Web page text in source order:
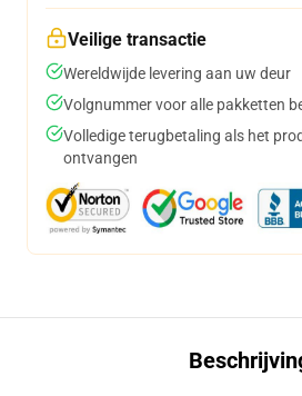
Veilige transactie
Wereldwijde levering aan uw deur
Volgnummer voor alle pakketten
Volledige terugbetaling als het
ontvangen